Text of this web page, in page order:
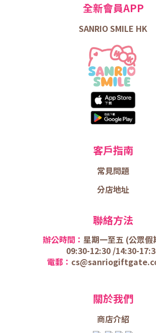
全新會員APP
SANRIO SMILE HK
客戶指南
常見問題
分店地址
聯絡方法
辦公時間： 星期一至五 (公眾假
09:30-12:30 /14:30-
電郵：
關於我們
商店介紹